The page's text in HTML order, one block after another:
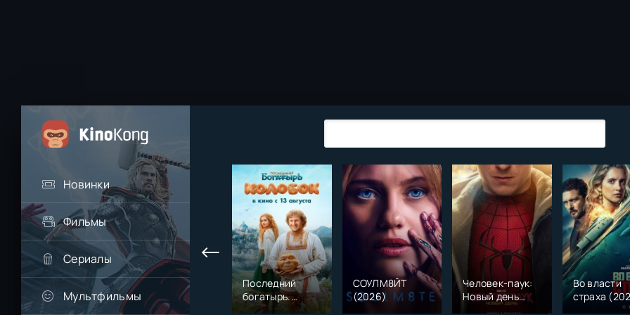
Новинки
Фильмы
Сериалы
Мультфильмы
Последний
богатырь.
Колобок (2026)
СОУЛМ8ЙТ
(2026)
Человек-паук:
Новый день
(2026)
Во власти
страха